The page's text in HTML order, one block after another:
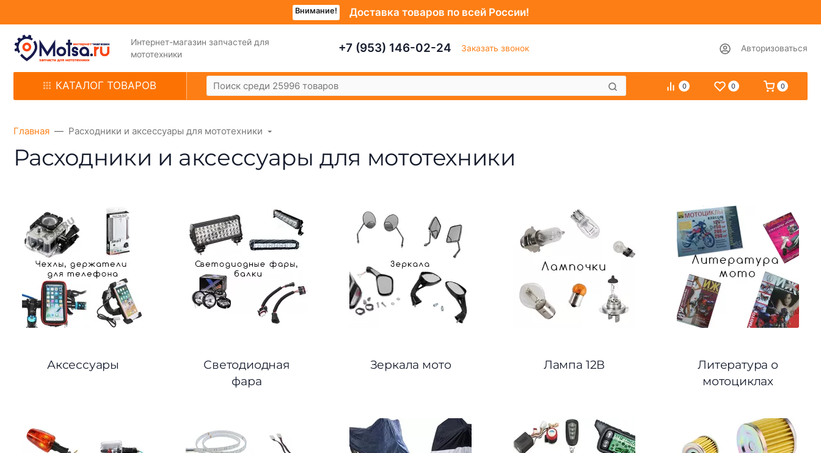
Внимание! Доставка товаров по всей России!
Интернет-магазин запчастей для
мототехники
+7 (953) 146-02-24 Заказать звонок Авторизоваться
КАТАЛОГ ТОВАРОВ 0 0 0
Главная Расходники и аксессуары для мототехники
Расходники и аксессуары для мототехники
Аксессуары
Светодиодная
фара
Зеркала мото Лампа 12В
Литература о
мотоциклах